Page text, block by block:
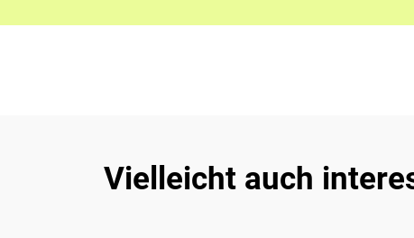
Vielleicht auch